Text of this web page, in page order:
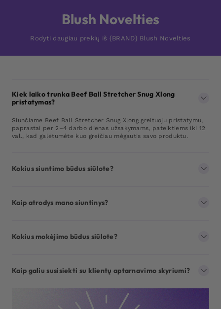
Blush Novelties
Rodyti daugiau prekių iš {BRAND} Blush Novelties
Kiek laiko trunka Beef Ball Stretcher Snug Xlong
pristatymas?
Siunčiame Beef Ball Stretcher Snug Xlong greituoju pristatymu,
paprastai per 2–4 darbo dienas užsakymams, pateiktiems iki 12
val., kad galėtumėte kuo greičiau mėgautis savo produktu.
Kokius siuntimo būdus siūlote?
Kaip atrodys mano siuntinys?
Kokius mokėjimo būdus siūlote?
Kaip galiu susisiekti su klientų aptarnavimo skyriumi?